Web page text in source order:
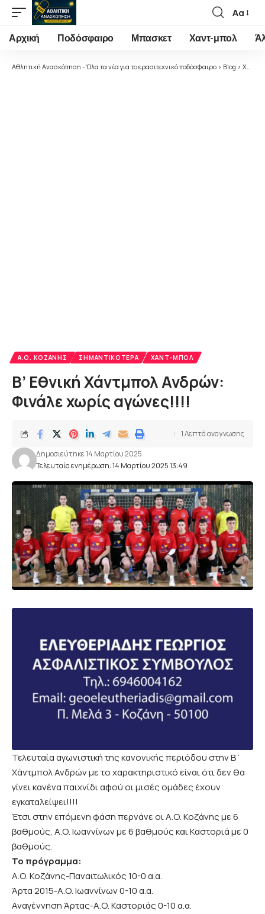
Font
Resizer
Αα
Αρχική Ποδόσφαιρο Μπασκετ Χαντ-μπολ
Αθλητική Ανασκόπηση - Όλα τα νέα για το ερασιτεχνικό ποδόσφαιρο > Blog > Χαντ-μπολ
Α.Ο. ΚΟΖΆΝΗΣ ΣΗΜΑΝΤΙΚΌΤΕΡΑ ΧΑΝΤ-ΜΠΟΛ
Β’ Εθνική Χάντμπολ Ανδρών:
Φινάλε χωρίς αγώνες!!!!
Τελευταία ενημέρωση: 14 Μαρτίου 2025 13:49
Δημοσιεύτηκε 14 Μαρτίου 2025
1 Λεπτά αναγνωσης
Τελευταία αγωνιστική της κανονικής περιόδου στην Β΄
Χάντμπολ Ανδρών με το χαρακτηριστικό είναι ότι δεν θα
γίνει κανένα παιχνίδι αφού οι μισές ομάδες έχουν
εγκαταλείψει!!!!
Έτσι στην επόμενη φάση περνάνε οι Α.Ο. Κοζάνης με 6
βαθμούς, Α.Ο. Ιωαννίνων με 6 βαθμούς και Καστοριά με 0
βαθμούς.
Το πρόγραμμα:
Α.Ο. Κοζάνης-Παναιτωλικός 10-0 α.α.
Άρτα 2015-Α.Ο. Ιωαννίνων 0-10 α.α.
Αναγέννηση Άρτας-Α.Ο. Καστοριάς 0-10 α.α.